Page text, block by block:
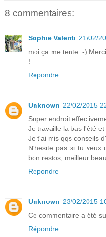
8 commentaires:
Sophie Valenti 21/02/
moi ça me tente :-)
!
Répondre
Unknown 22/02/2015
Super endroit
Je travaille la bas l'été
Je t'ai mis qqs conseils
N'hesite pas si tu veux
bon restos, meilleur
Répondre
Unknown 23/02/2015
Ce commentaire a été
Répondre